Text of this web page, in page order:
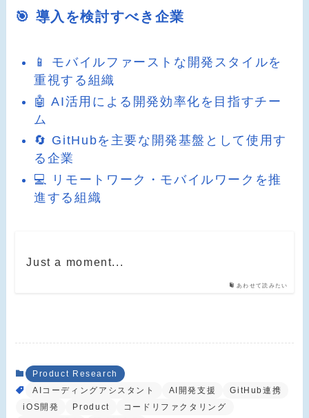
🎯 導入を検討すべき企業
📱 モバイルファーストな開発スタイルを
重視する組織
🤖 AI活用による開発効率化を目指すチー
ム
🔄 GitHubを主要な開発基盤として使用す
る企業
💻 リモートワーク・モバイルワークを推
進する組織
あわせて読みたい
Just a moment...
Product Research
AIコーディングアシスタント
AI開発支援
GitHub連携
iOS開発
Product
コードリファクタリング